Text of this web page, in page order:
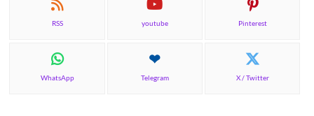
RSS youtube Pinterest
WhatsApp Telegram X / Twitter